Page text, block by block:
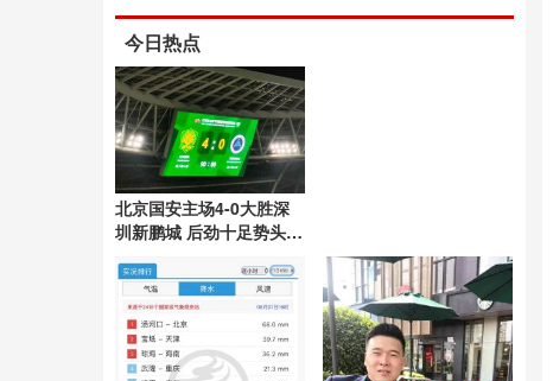
今日热点
北京国安主场4-0大胜深
圳新鹏城 后劲十足势头良